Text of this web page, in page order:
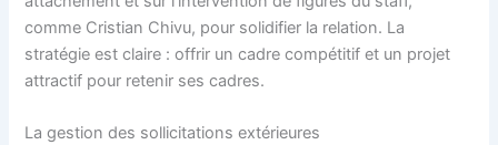
comme Cristian Chivu, pour solidifier la relation. La
stratégie est claire : offrir un cadre compétitif et un projet
attractif pour retenir ses cadres.
La gestion des sollicitations extérieures